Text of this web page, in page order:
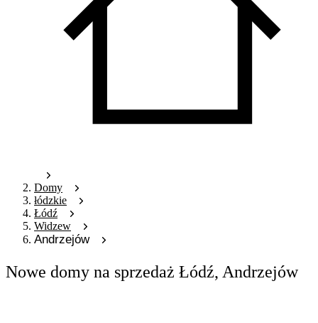
Domy
łódzkie
Łódź
Widzew
Andrzejów
Nowe domy na sprzedaż Łódź, Andrzejów